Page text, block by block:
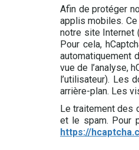
Afin de protéger
applis mobiles.
notre site Internet
Pour cela,
automatiquement
vue de l’analyse,
l’utilisateur). Les
arrière-plan. Les
Le traitement des
et le spam. Pour
https://